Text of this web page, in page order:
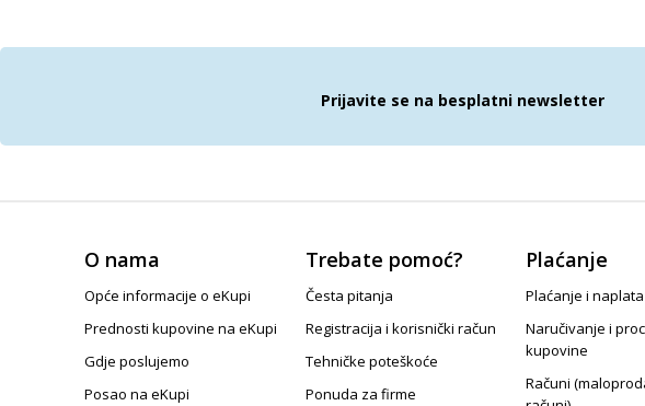
Prijavite se na besplatni newsletter
O nama
Opće informacije o eKupi
Prednosti kupovine na eKupi
Gdje poslujemo
Posao na eKupi
Trebate pomoć?
Česta pitanja
Registracija i korisnički račun
Tehničke poteškoće
Ponuda za firme
Plaćanje
Plaćanje i naplata
Naručivanje i
kupovine
Računi